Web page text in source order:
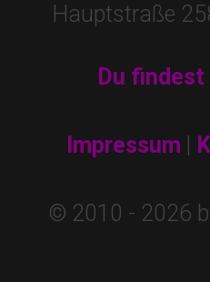
Hauptstraße
Du
Impressum
© 2010 - 2026